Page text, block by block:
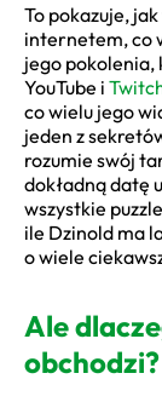
To pokazuje,
internetem, co
jego pokolenia,
YouTube i
co wielu jego
jeden z
rozumie swój
dokładną datę
wszystkie
ile Dzinold ma
o wiele
Ale
obchodzi?